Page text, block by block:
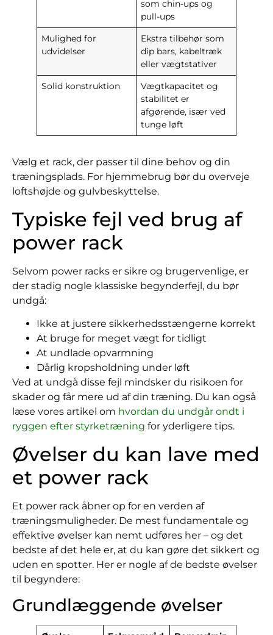
som chin-ups og
pull-ups
Mulighed for
udvidelser
Ekstra tilbehør som
dip bars, kabeltræk
eller vægtstativer
Solid konstruktion
Vægtkapacitet og
stabilitet er
afgørende, især ved
tunge løft
Vælg et rack, der passer til dine behov og din
træningsplads. For hjemmebrug bør du overveje
loftshøjde og gulvbeskyttelse.
Typiske fejl ved brug af
power rack
Selvom power racks er sikre og brugervenlige, er
der stadig nogle klassiske begynderfejl, du bør
undgå:
Ikke at justere sikkerhedsstængerne korrekt
At bruge for meget vægt for tidligt
At undlade opvarmning
Dårlig kropsholdning under løft
Ved at undgå disse fejl mindsker du risikoen for
skader og får mere ud af din træning. Du kan også
læse vores artikel om hvordan du undgår ondt i
ryggen efter styrketræning for yderligere tips.
Øvelser du kan lave med
et power rack
Et power rack åbner op for en verden af
træningsmuligheder. De mest fundamentale og
effektive øvelser kan nemt udføres her – og det
bedste af det hele er, at du kan gøre det sikkert og
uden en spotter. Her er nogle af de bedste øvelser
til begyndere:
Grundlæggende øvelser